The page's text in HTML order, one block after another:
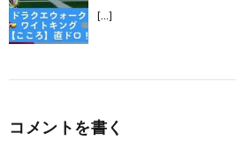
[…]
コメントを書く